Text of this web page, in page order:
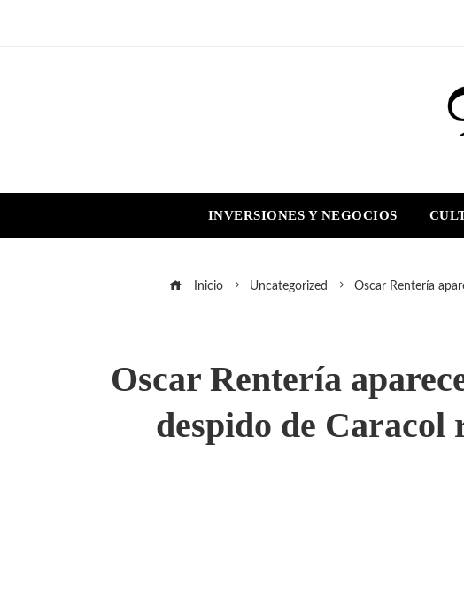
INVERSIONES Y NEGOCIOS
Inicio Uncategorized Oscar Rentería
Oscar Rentería
despido de Caracol